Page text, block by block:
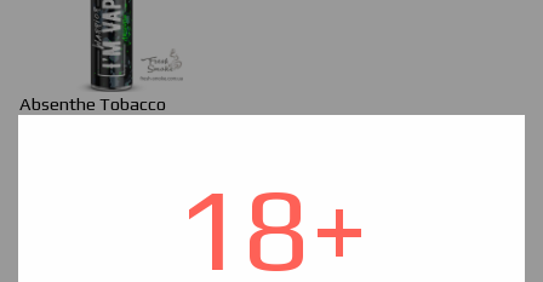
18+
Absenthe Tobacco